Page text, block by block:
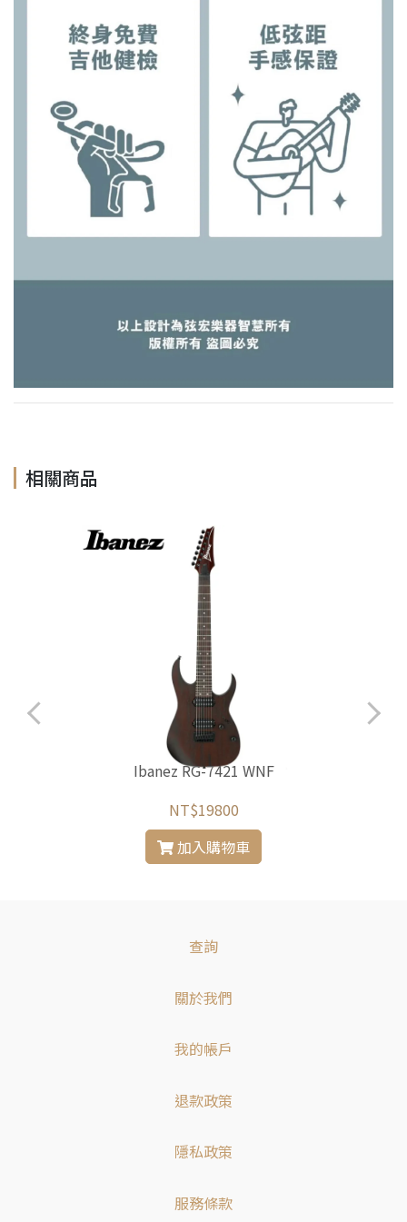
相關商品
Ibanez RG-7421 WNF
NT$19800
加入購物車
查詢
關於我們
我的帳戶
退款政策
隱私政策
服務條款